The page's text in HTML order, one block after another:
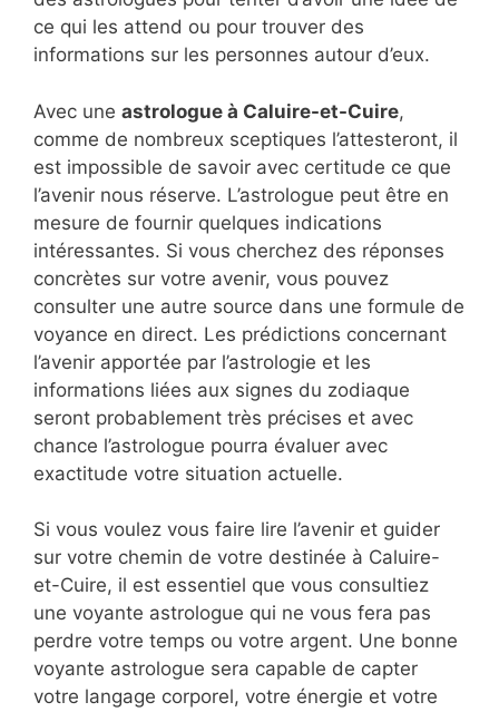
ce qui les attend ou pour trouver des
informations sur les personnes autour d’eux.
Avec une astrologue à Caluire-et-Cuire,
comme de nombreux sceptiques l’attesteront, il
est impossible de savoir avec certitude ce que
l’avenir nous réserve. L’astrologue peut être en
mesure de fournir quelques indications
intéressantes. Si vous cherchez des réponses
concrètes sur votre avenir, vous pouvez
consulter une autre source dans une formule de
voyance en direct. Les prédictions concernant
l’avenir apportée par l’astrologie et les
informations liées aux signes du zodiaque
seront probablement très précises et avec
chance l’astrologue pourra évaluer avec
exactitude votre situation actuelle.
Si vous voulez vous faire lire l’avenir et guider
sur votre chemin de votre destinée à Caluire-
et-Cuire, il est essentiel que vous consultiez
une voyante astrologue qui ne vous fera pas
perdre votre temps ou votre argent. Une bonne
voyante astrologue sera capable de capter
votre langage corporel, votre énergie et votre